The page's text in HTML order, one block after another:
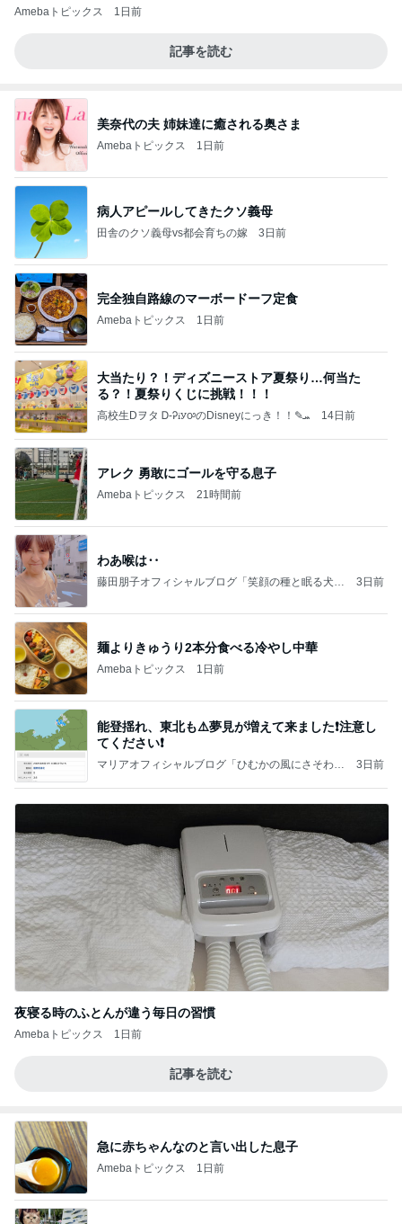
Amebaトピックス 1日前
記事を読む
美奈代の夫 姉妹達に癒される奥さま
Amebaトピックス 1日前
病人アピールしてきたクソ義母
田舎のクソ義母vs都会育ちの嫁 3日前
完全独自路線のマーボードーフ定食
Amebaトピックス 1日前
大当たり？！ディズニーストア夏祭り…何当た
る？！夏祭りくじに挑戦！！！
高校生Dヲタ Ꭰ-ᎮꭵꭹꭴのDisneyにっき！！✎ܚ 14日前
アレク 勇敢にゴールを守る息子
Amebaトピックス 21時間前
わあ喉は‥
藤田朋子オフィシャルブログ「笑顔の種と眠る犬」
3日前
麺よりきゅうり2本分食べる冷やし中華
Amebaトピックス 1日前
能登揺れ、東北も⚠️夢見が増えて来ました❗️注意し
てください❗️
マリアオフィシャルブログ「ひむかの風にさそわれ
3日前
夜寝る時のふとんが違う毎日の習慣
Amebaトピックス 1日前
記事を読む
急に赤ちゃんなのと言い出した息子
Amebaトピックス 1日前